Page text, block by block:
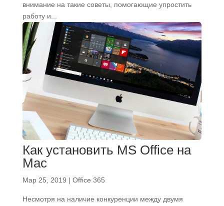
внимание на такие советы, помогающие упростить
работу и...
Как установить MS Office на
Mac
Мар 25, 2019 | Office 365
Несмотря на наличие конкуренции между двумя